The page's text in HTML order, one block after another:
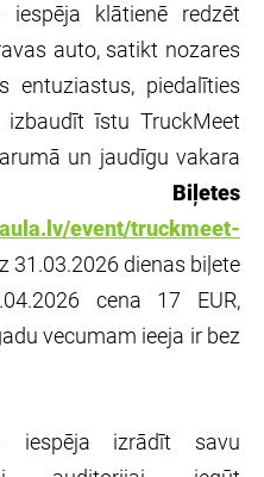
iespēja klātienē redzēt
auto, satikt nozares
entuziastus, piedalīties
īstu TruckMeet
un jaudīgu vakara
Biļetes
event/truckmeet-
31.03.2026 dienas biļete
cena 17 EUR,
vecumam ieeja ir bez
izrādīt savu